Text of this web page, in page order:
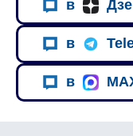
в
в
в